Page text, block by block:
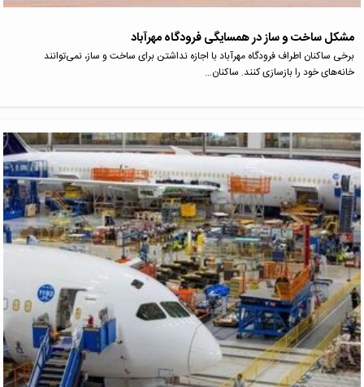
مشکل ساخت و ساز در همسایگی فرودگاه مهرآباد
برخی ساکنان اطراف فرودگاه مهرآباد با اجازه نداشتن برای ساخت و ساز، نمی‌توانند
خانه‌های خود را بازسازی کنند. ساکنان…